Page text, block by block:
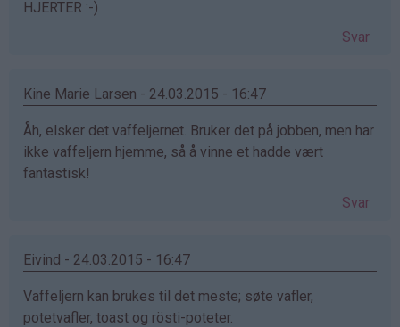
HJERTER :-)
Svar
Kine Marie Larsen - 24.03.2015 - 16:47
Åh, elsker det vaffeljernet. Bruker det på jobben, men har
ikke vaffeljern hjemme, så å vinne et hadde vært
fantastisk!
Svar
Eivind - 24.03.2015 - 16:47
Vaffeljern kan brukes til det meste; søte vafler,
potetvafler, toast og rösti-poteter.